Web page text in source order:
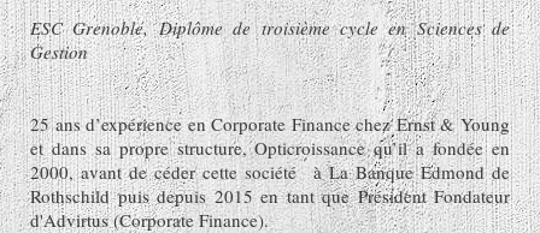
ESC Grenoble, Diplôme de troisième cycle en Sciences de
Gestion
25 ans d’expérience en Corporate Finance chez Ernst & Young
et dans sa propre structure, Opticroissance qu’il a fondée en
2000, avant de céder cette société à La Banque Edmond de
Rothschild puis depuis 2015 en tant que Président Fondateur
d'Advirtus (Corporate Finance).